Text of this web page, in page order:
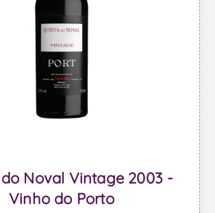
Noval Vintage 2003 -
Vinho do Porto